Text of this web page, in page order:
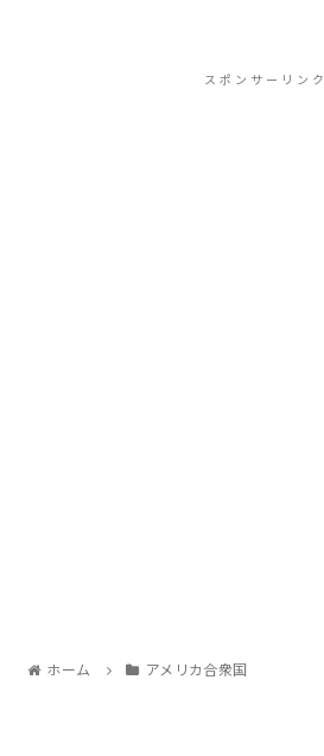
スポンサーリンク
ホーム アメリカ合衆国